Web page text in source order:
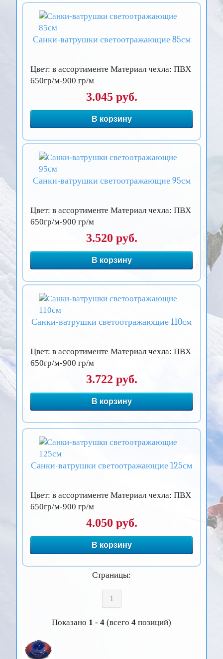
Санки-ватрушки светоотражающие 85см
Цвет: в ассортименте Материал чехла: ПВХ
650гр/м-900 гр/м
3.045 руб.
В корзину
Санки-ватрушки светоотражающие 95см
Цвет: в ассортименте Материал чехла: ПВХ
650гр/м-900 гр/м
3.520 руб.
В корзину
Санки-ватрушки светоотражающие 110см
Цвет: в ассортименте Материал чехла: ПВХ
650гр/м-900 гр/м
3.722 руб.
В корзину
Санки-ватрушки светоотражающие 125см
Цвет: в ассортименте Материал чехла: ПВХ
650гр/м-900 гр/м
4.050 руб.
В корзину
Страницы:
1
Показано 1 - 4 (всего 4 позиций)